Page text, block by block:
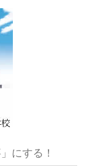
にする！